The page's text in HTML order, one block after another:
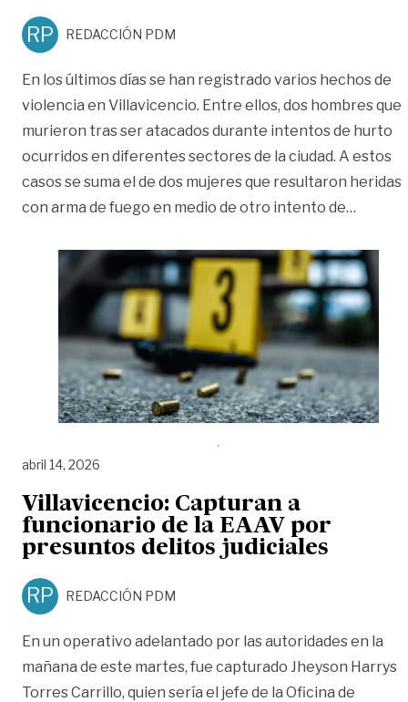
RP REDACCIÓN PDM
En los últimos días se han registrado varios hechos de
violencia en Villavicencio. Entre ellos, dos hombres que
murieron tras ser atacados durante intentos de hurto
ocurridos en diferentes sectores de la ciudad. A estos
casos se suma el de dos mujeres que resultaron heridas
con arma de fuego en medio de otro intento de…
abril 14, 2026
Villavicencio: Capturan a
funcionario de la EAAV por
presuntos delitos judiciales
RP REDACCIÓN PDM
En un operativo adelantado por las autoridades en la
mañana de este martes, fue capturado Jheyson Harrys
Torres Carrillo, quien sería el jefe de la Oficina de